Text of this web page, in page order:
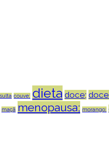
couve; dieta doce;
maçã menopausa; morango;